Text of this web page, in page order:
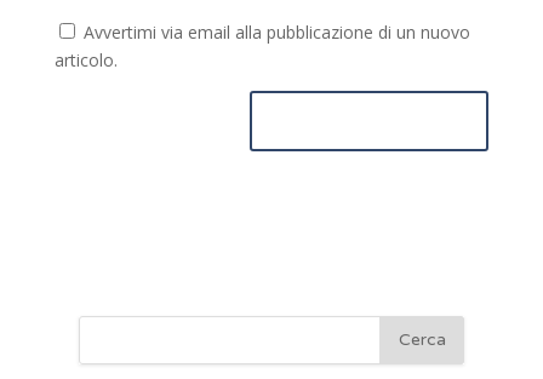
Avvertimi via email alla pubblicazione di un nuovo
articolo.